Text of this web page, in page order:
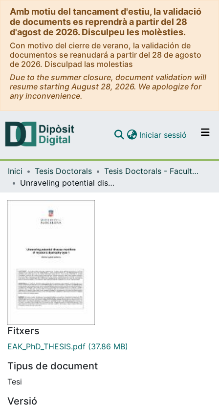
Amb motiu del tancament d'estiu, la validació
de documents es reprendrà a partir del 28
d'agost de 2026. Disculpeu les molèsties.
Con motivo del cierre de verano, la validación de
documentos se reanudará a partir del 28 de agosto
de 2026. Disculpad las molestias
Due to the summer closure, document validation will
resume starting August 28, 2026. We apologize for
any inconvenience.
Navega per tot el DD
Iniciar sessió (current)
Inici Tesis Doctorals
Tesis Doctorals - Facultat - Medicina i Ciències de la Salut
Unraveling potential disease modifiers of myotonic dystrophy type 1
Fitxers
EAK_PhD_THESIS.pdf (37.86 MB)
Tipus de document
Tesi
Versió